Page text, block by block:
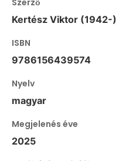
Kertész Viktor (1942-)
ISBN
9786156439574
Nyelv
magyar
Megjelenés éve
2025